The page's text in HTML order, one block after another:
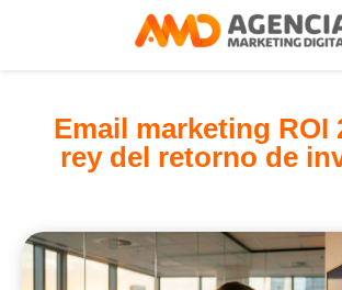
Email marketing ROI
rey del retorno de